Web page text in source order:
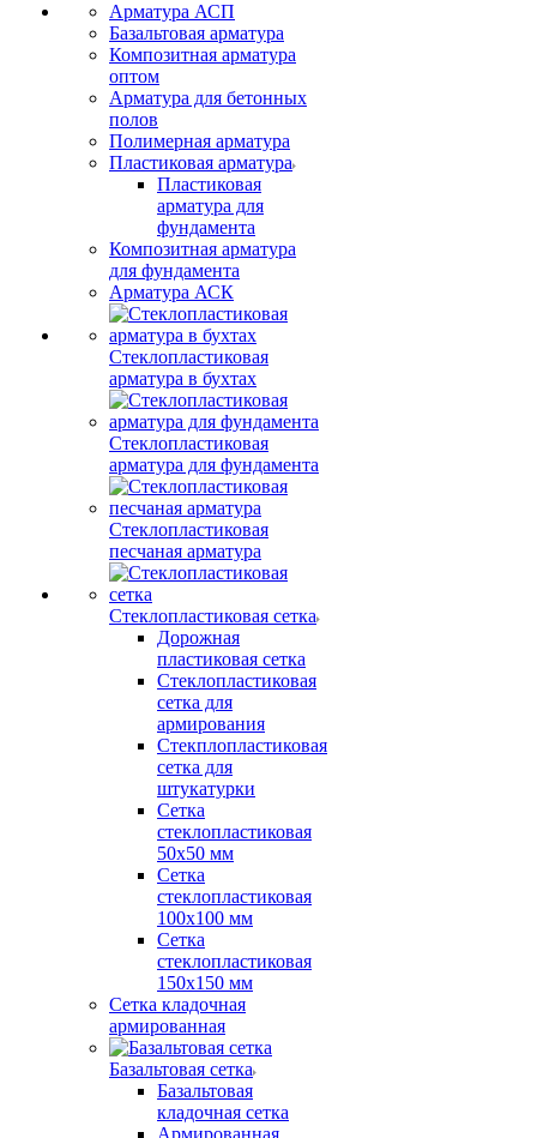
Арматура АСП
Базальтовая арматура
Композитная арматура
оптом
Арматура для бетонных
полов
Полимерная арматура
Пластиковая арматура
Пластиковая
арматура для
фундамента
Композитная арматура
для фундамента
Арматура АСК
Стеклопластиковая
арматура в бухтах
Стеклопластиковая
арматура для фундамента
Стеклопластиковая
песчаная арматура
Стеклопластиковая сетка
Дорожная
пластиковая сетка
Стеклопластиковая
сетка для
армирования
Стекплопластиковая
сетка для
штукатурки
Сетка
стеклопластиковая
50x50 мм
Сетка
стеклопластиковая
100x100 мм
Сетка
стеклопластиковая
150x150 мм
Сетка кладочная
армированная
Базальтовая сетка
Базальтовая
кладочная сетка
Армированная